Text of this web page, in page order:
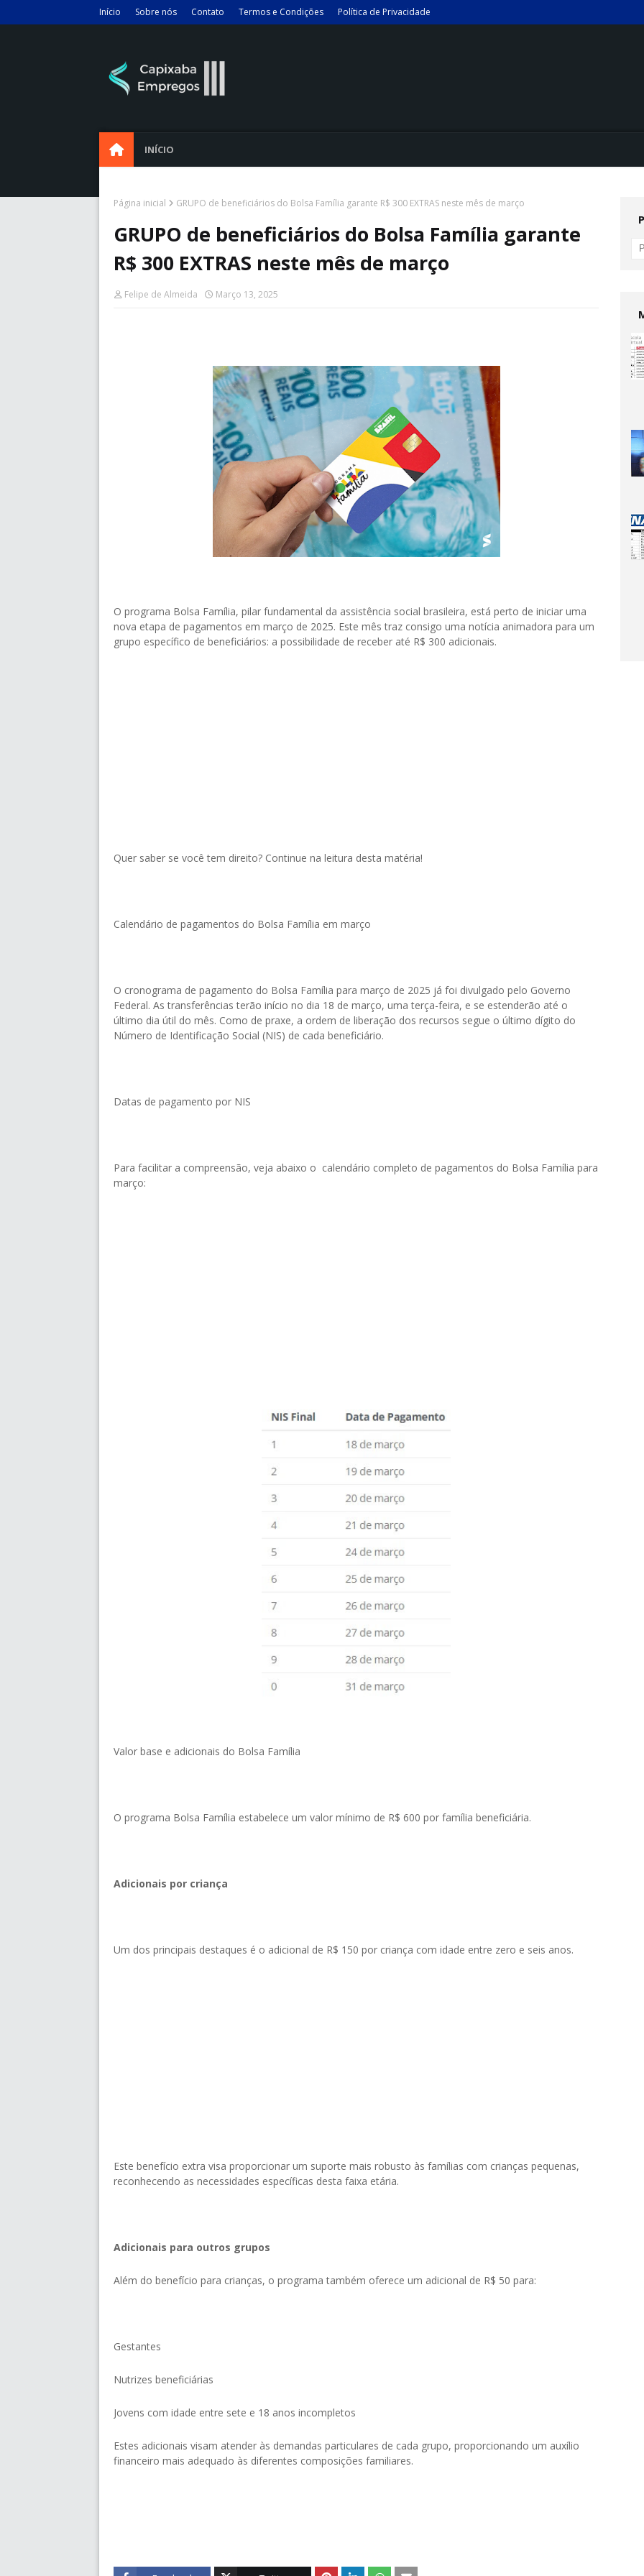
Início Sobre nós Contato Termos e Condições Política de Privacidade
INÍCIO
Página inicial GRUPO de beneficiários do Bolsa Família garante R$ 300 EXTRAS neste mês de março
GRUPO de beneficiários do Bolsa Família garante
R$ 300 EXTRAS neste mês de março
Felipe de Almeida Março 13, 2025
O programa Bolsa Família, pilar fundamental da assistência social brasileira, está perto de iniciar uma
nova etapa de pagamentos em março de 2025. Este mês traz consigo uma notícia animadora para um
grupo específico de beneficiários: a possibilidade de receber até R$ 300 adicionais.
Quer saber se você tem direito? Continue na leitura desta matéria!
Calendário de pagamentos do Bolsa Família em março
O cronograma de pagamento do Bolsa Família para março de 2025 já foi divulgado pelo Governo
Federal. As transferências terão início no dia 18 de março, uma terça-feira, e se estenderão até o
último dia útil do mês. Como de praxe, a ordem de liberação dos recursos segue o último dígito do
Número de Identificação Social (NIS) de cada beneficiário.
Datas de pagamento por NIS
Para facilitar a compreensão, veja abaixo o calendário completo de pagamentos do Bolsa Família para
março:
Valor base e adicionais do Bolsa Família
O programa Bolsa Família estabelece um valor mínimo de R$ 600 por família beneficiária.
Adicionais por criança
Um dos principais destaques é o adicional de R$ 150 por criança com idade entre zero e seis anos.
Este benefício extra visa proporcionar um suporte mais robusto às famílias com crianças pequenas,
reconhecendo as necessidades específicas desta faixa etária.
Adicionais para outros grupos
Além do benefício para crianças, o programa também oferece um adicional de R$ 50 para:
Gestantes
Nutrizes beneficiárias
Jovens com idade entre sete e 18 anos incompletos
Estes adicionais visam atender às demandas particulares de cada grupo, proporcionando um auxílio
financeiro mais adequado às diferentes composições familiares.